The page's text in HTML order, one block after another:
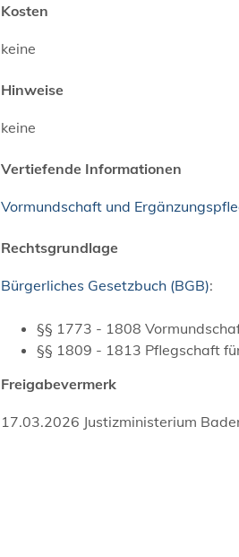
Kosten
keine
Hinweise
keine
Vertiefende Informationen
Vormundschaft und
Rechtsgrundlage
Bürgerliches Gesetzbuch (BGB):
§§ 1773 - 1808
§§ 1809 - 1813 Pflegschaft
Freigabevermerk
17.03.2026 Justizministerium